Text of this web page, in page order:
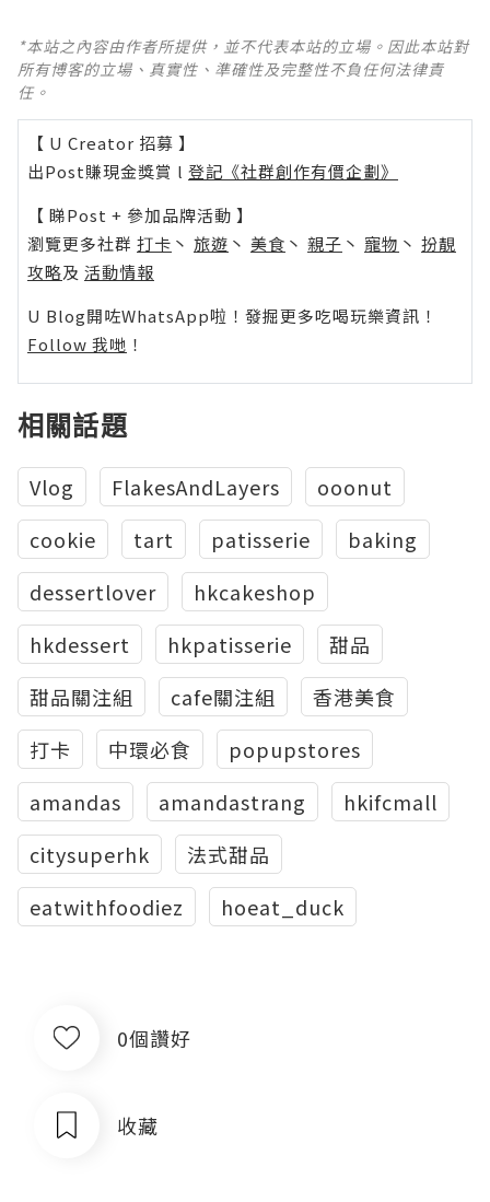
*本站之內容由作者所提供，並不代表本站的立場。因此本站對
所有博客的立場、真實性、準確性及完整性不負任何法律責
任。
【 U Creator 招募 】
出Post賺現金獎賞 l 登記《社群創作有價企劃》
【 睇Post + 參加品牌活動 】
瀏覽更多社群 打卡 丶 旅遊 丶 美食 丶 親子 丶 寵物 丶 扮靚
攻略及 活動情報
U Blog開咗WhatsApp啦！發掘更多吃喝玩樂資訊！
Follow 我哋 ！
相關話題
Vlog FlakesAndLayers
ooonut
cookie
tart patisserie
baking
dessertlover
hkcakeshop
hkdessert
hkpatisserie
甜品
甜品關注組
cafe關注組
香港美食
打卡
中環必食
popupstores
amandas
amandastrang
hkifcmall
citysuperhk
法式甜品
eatwithfoodiez
hoeat_duck
0個讚好
收藏